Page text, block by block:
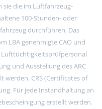
sie die im Luftfahrzeug-
100-Stunden- oder
durchführen. Das
LBA genehmigte CAO und
und Ausstellung des ARC
werden. CRS (Certificates of
Für jede Instandhaltung an
erstellt werden.